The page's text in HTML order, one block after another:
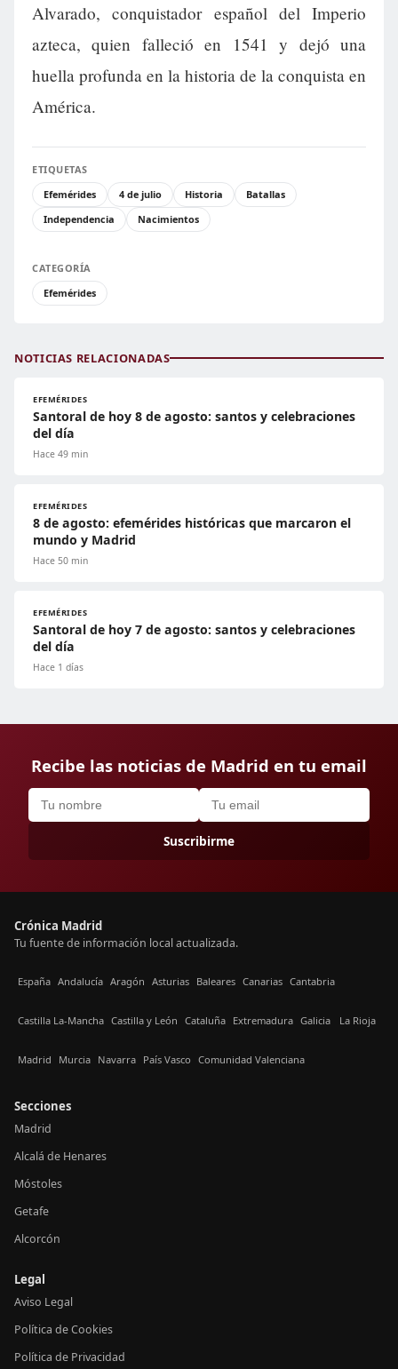
Alvarado, conquistador español del Imperio
azteca, quien falleció en 1541 y dejó una
huella profunda en la historia de la conquista en
América.
ETIQUETAS
Efemérides
4 de julio Historia
Batallas
Independencia
Nacimientos
CATEGORÍA
Efemérides
NOTICIAS RELACIONADAS
EFEMÉRIDES
Santoral de hoy 8 de agosto: santos y celebraciones
del día
Hace 49 min
EFEMÉRIDES
8 de agosto: efemérides históricas que marcaron el
mundo y Madrid
Hace 50 min
EFEMÉRIDES
Santoral de hoy 7 de agosto: santos y celebraciones
del día
Hace 1 días
Recibe las noticias de Madrid en tu email
Suscribirme
Crónica Madrid
Tu fuente de información local actualizada.
España Andalucía Aragón Asturias Baleares Canarias Cantabria
Castilla La-Mancha Castilla y León Cataluña Extremadura Galicia La Rioja
Madrid Murcia Navarra País Vasco Comunidad Valenciana
Secciones
Madrid
Alcalá de Henares
Móstoles
Getafe
Alcorcón
Legal
Aviso Legal
Política de Cookies
Política de Privacidad